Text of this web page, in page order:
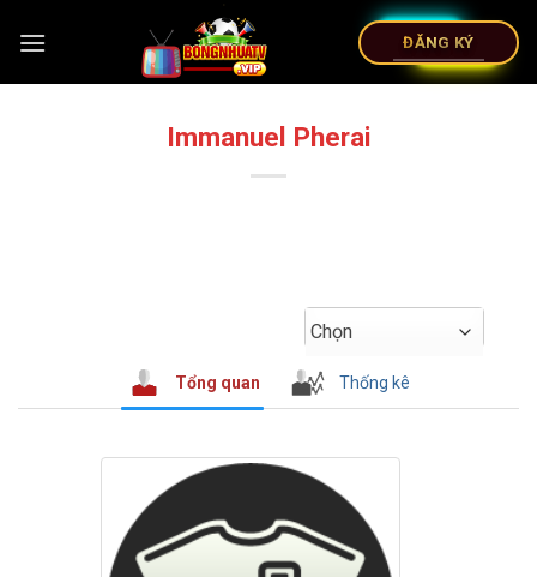
ĐĂNG KÝ
Immanuel Pherai
Chọn
Tổng quan Thống kê